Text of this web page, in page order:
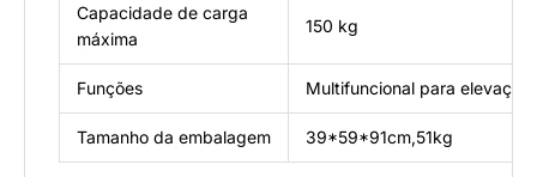
Capacidade de carga
máxima
150 kg
Funções Multifuncional para elevação
Tamanho da embalagem 39*59*91cm,51kg